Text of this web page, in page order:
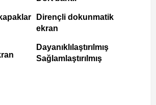
Dirençli dokunmatik
ekran
Dayanıklılaştırılmış
Sağlamlaştırılmış